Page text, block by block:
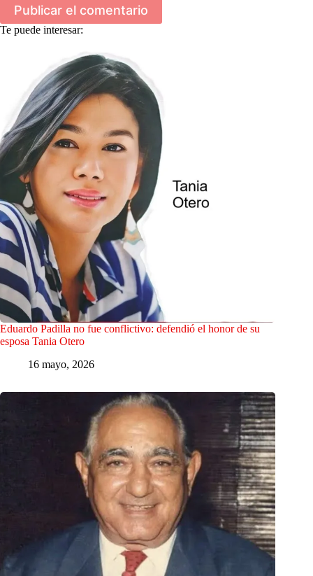
Publicar el comentario
Te puede interesar:
Eduardo Padilla no fue conflictivo: defendió el honor de su
esposa Tania Otero
16 mayo, 2026